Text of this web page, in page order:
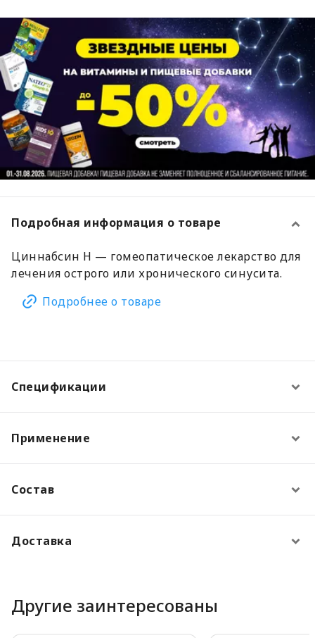
Подробная информация о товаре
Циннабсин Н — гомеопатическое лекарство для
лечения острого или хронического синусита.
Подробнее о товаре
Спецификации
Применение
Состав
Доставка
Другие заинтересованы